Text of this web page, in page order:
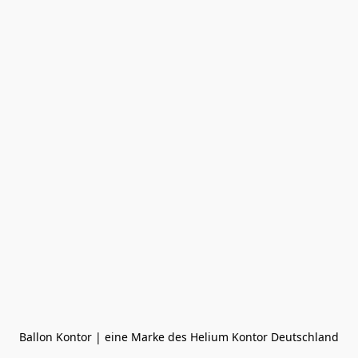
Ballon Kontor | eine Marke des Helium Kontor Deutschland